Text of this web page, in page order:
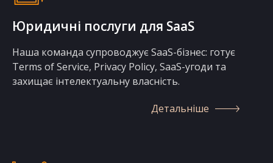
Юридичні послуги для SaaS
Наша команда супроводжує SaaS-бізнес: готує
Terms of Service, Privacy Policy, SaaS-угоди та
захищає інтелектуальну власність.
Детальніше